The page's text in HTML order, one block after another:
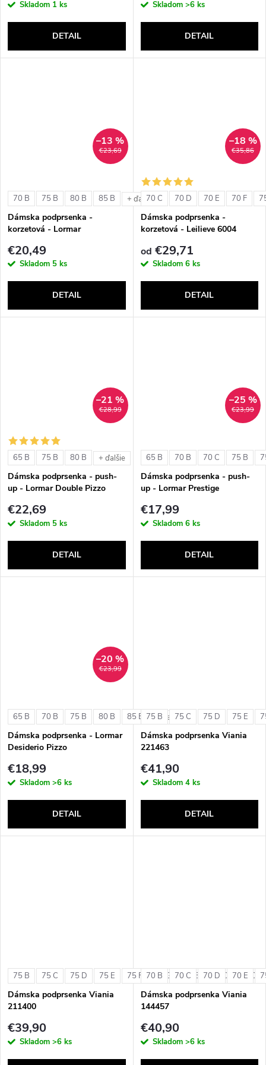
Skladom 1 ks
DETAIL
Skladom >6 ks
DETAIL
€23,69
–13 %
70 B 75 B 80 B 85 B + ďalšie
Dámska podprsenka -
korzetová - Lormar
€20,49
Skladom 5 ks
DETAIL
€35,86
–18 %
70 C 70 D 70 E 70 F
Dámska podprsenka -
korzetová - Leilieve 6004
od €29,71
Skladom 6 ks
DETAIL
€28,99
–21 %
65 B 75 B 80 B + ďalšie
Dámska podprsenka - push-
up - Lormar Double Pizzo
€22,69
Skladom 5 ks
DETAIL
€23,99
–25 %
65 B 70 B 70 C 75 B
Dámska podprsenka - push-
up - Lormar Prestige
€17,99
Skladom 6 ks
DETAIL
€23,99
–20 %
65 B 70 B 75 B 80 B 85 B + ďalšie
Dámska podprsenka - Lormar
Desiderio Pizzo
€18,99
Skladom >6 ks
DETAIL
75 B 75 C 75 D 75 E
Dámska podprsenka Viania
221463
€41,90
Skladom 4 ks
DETAIL
75 B 75 C 75 D 75 E 75 F 75 G 80 B 80 C 80 D
Dámska podprsenka Viania
211400
€39,90
Skladom >6 ks
70 B 70 C 70 D 70 E
Dámska podprsenka Viania
144457
€40,90
Skladom >6 ks